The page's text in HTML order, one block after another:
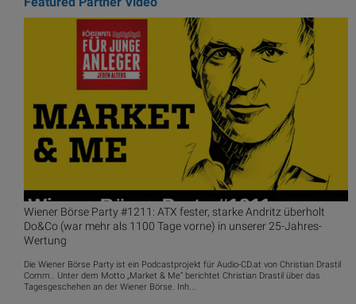
Wiener Börse Party #1211: ATX fester, starke Andritz überholt
Do&Co (war mehr als 1100 Tage vorne) in unserer 25-Jahres-
Wertung
Die Wiener Börse Party ist ein Podcastprojekt für Audio-CD.at von Christian Drastil
Comm.. Unter dem Motto „Market & Me“ berichtet Christian Drastil über das
Tagesgeschehen an der Wiener Börse. Inh...